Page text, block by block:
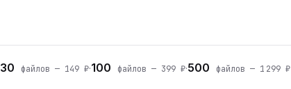
30 файлов — 149 ₽·100 файлов — 399 ₽·500 файлов — 1 299 ₽